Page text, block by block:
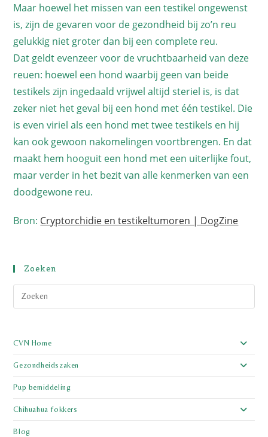
Maar hoewel het missen van een testikel ongewenst
is, zijn de gevaren voor de gezondheid bij zo’n reu
gelukkig niet groter dan bij een complete reu.
Dat geldt evenzeer voor de vruchtbaarheid van deze
reuen: hoewel een hond waarbij geen van beide
testikels zijn ingedaald vrijwel altijd steriel is, is dat
zeker niet het geval bij een hond met één testikel. Die
is even viriel als een hond met twee testikels en hij
kan ook gewoon nakomelingen voortbrengen. En dat
maakt hem hooguit een hond met een uiterlijke fout,
maar verder in het bezit van alle kenmerken van een
doodgewone reu.
Bron: Cryptorchidie en testikeltumoren | DogZine
Zoeken
CVN Home
Gezondheidszaken
Pup bemiddeling
Chihuahua fokkers
Blog